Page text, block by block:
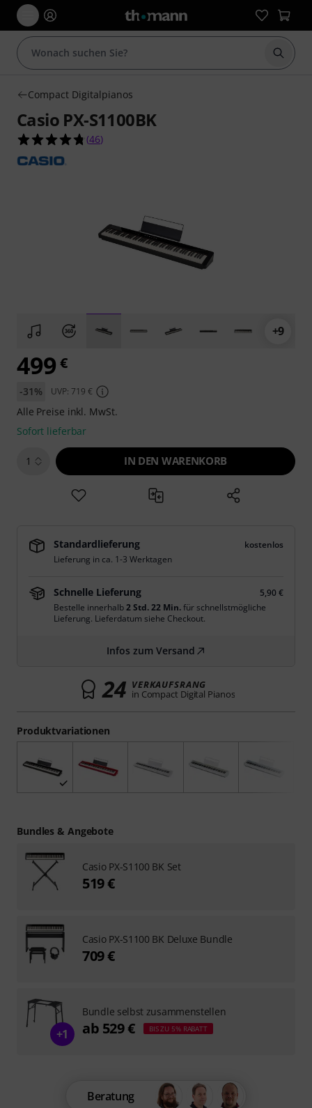
Suche
Compact Digitalpianos
Casio PX-S1100BK
4.8 von 5 Sternen aus 46 Kundenbewertungen
(46)
+9
Produktvariationen
499 €
-31% UVP: 719 €
Alle Preise inkl. MwSt.
Sofort lieferbar
1 IN DEN WARENKORB
Standardlieferung
kostenlos
Lieferung in ca. 1-3 Werktagen
Schnelle Lieferung
5,90 €
Bestelle innerhalb2 Std. 22 Min.für schnellstmögliche
Lieferung. Lieferdatum siehe Checkout.
Infos zum Versand
24 VERKAUFSRANG
in Compact Digital Pianos
Beratung
Bundles & Angebote
Casio PX-S1100 BK Set
519 €
Casio PX-S1100 BK Deluxe Bundle
709 €
+1
Bundle selbst zusammenstellen
ab 529 € BIS ZU 5% RABATT